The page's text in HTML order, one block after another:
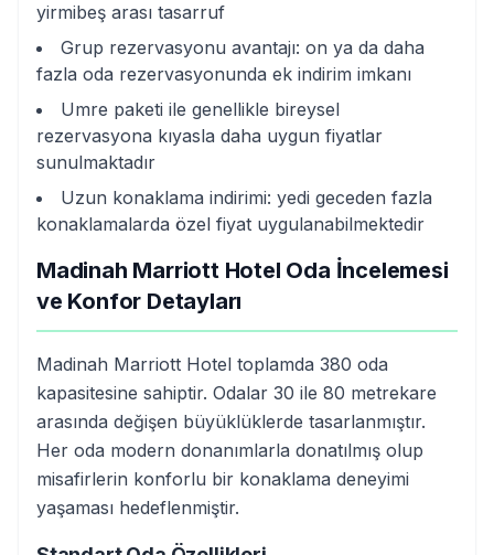
yirmibeş arası tasarruf
Grup rezervasyonu avantajı: on ya da daha
fazla oda rezervasyonunda ek indirim imkanı
Umre paketi ile genellikle bireysel
rezervasyona kıyasla daha uygun fiyatlar
sunulmaktadır
Uzun konaklama indirimi: yedi geceden fazla
konaklamalarda özel fiyat uygulanabilmektedir
Madinah Marriott Hotel Oda İncelemesi
ve Konfor Detayları
Madinah Marriott Hotel toplamda 380 oda
kapasitesine sahiptir. Odalar 30 ile 80 metrekare
arasında değişen büyüklüklerde tasarlanmıştır.
Her oda modern donanımlarla donatılmış olup
misafirlerin konforlu bir konaklama deneyimi
yaşaması hedeflenmiştir.